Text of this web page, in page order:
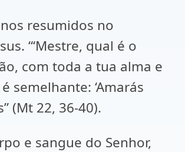
resumidos no
“‘Mestre, qual é o
com toda a tua alma e
semelhante: ‘Amarás
(Mt 22, 36-40).
e sangue do Senhor,